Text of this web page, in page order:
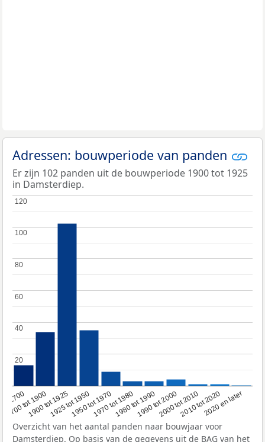
Adressen: bouwperiode van panden
Er zijn 102 panden uit de bouwperiode 1900 tot 1925
in Damsterdiep.
1700
1700 tot 1900
1900 tot 19251925 tot 19501950 tot 19701970 tot 19801980 tot 19901990 tot 20002000 tot 20102010 tot 20202020 en later
20
20
40
40
60
60
80
80
100
100
120
120
Overzicht van het aantal panden naar bouwjaar voor
Damsterdiep. Op basis van de gegevens uit de BAG van het